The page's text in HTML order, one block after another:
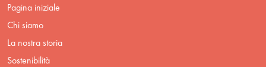
Pagina iniziale
Chi siamo
La nostra storia
Sostenibilità